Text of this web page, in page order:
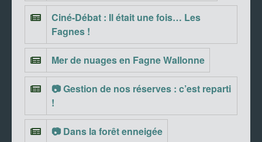
Ciné-Débat : Il était une fois… Les
Fagnes !
Mer de nuages en Fagne Wallonne
📷 Gestion de nos réserves : c’est reparti
!
📷 Dans la forêt enneigée